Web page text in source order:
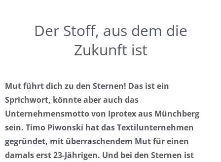
Der Stoff, aus dem die
Zukunft ist
Mut führt dich zu den Sternen! Das ist ein
Sprichwort, könnte aber auch das
Unternehmensmotto von Iprotex aus Münchberg
sein. Timo Piwonski hat das Textilunternehmen
gegründet, mit überraschendem Mut für einen
damals erst 23-Jährigen. Und bei den Sternen ist